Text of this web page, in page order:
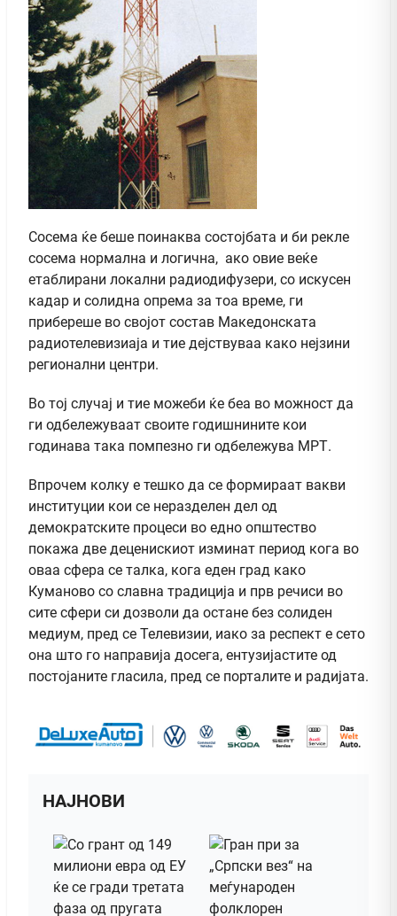
Сосема ќе беше поинаква состојбата и би рекле
сосема нормална и логична, ако овие веќе
етаблирани локални радиодифузери, со искусен
кадар и солидна опрема за тоа време, ги
прибереше во својот состав Македонската
радиотелевизиаја и тие дејствуваа како нејзини
регионални центри.
Во тој случај и тие можеби ќе беа во можност да
ги одбележуваат своите годишнините кои
годинава така помпезно ги одбележува МРТ.
Впрочем колку е тешко да се формираат вакви
институции кои се неразделен дел од
демократските процеси во едно општество
покажа две деценискиот изминат период кога во
оваа сфера се талка, кога еден град како
Куманово со славна традиција и прв речиси во
сите сфери си дозволи да остане без солиден
медиум, пред се Телевизии, иако за респект е сето
она што го направија досега, ентузијастите од
постојаните гласила, пред се порталите и радијата.
НАЈНОВИ